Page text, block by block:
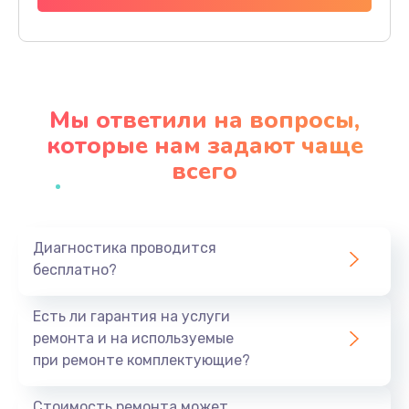
Заказать
Ремонт блока питания
Заказать
370 руб.
Мы ответили на вопросы,
которые нам задают чаще
всего
Диагностика проводится
бесплатно?
Есть ли гарантия на услуги
ремонта и на используемые
при ремонте комплектующие?